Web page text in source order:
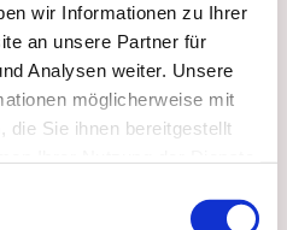
wir Informationen zu Ihrer
an unsere Partner für
Analysen weiter. Unsere
möglicherweise mit
die Sie ihnen bereitgestellt